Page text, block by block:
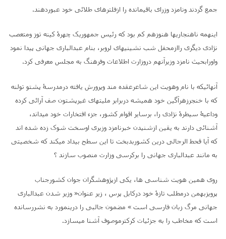
جمع گردند ونامزد وزرای باقیمانده را ازفلترهای طلائی خود عبوردهند.
اینهمه ناهنجاریها هنوزهم کم بود که رئیس جمهوریک چهرۀ کینه توز ومتعصب
نژادی دیگری راازمحفل شب نشینیهای لروبر، بنام عبدالباری جهانی پیدا نمود
واورابحیث نامزد وزیرآنهم دروزارت اطلاعات وفرهنگ به مجلس معرفی کرد.
آنهائیکه با نام وهویت این شاعرعقده مند وپرورش یافته درمدرسۀ پشتو تولنه
که با خنجرزهرآگین خود همیشه دربرابر ملیتهای غیرپشتون صف آرائی کرده
وداعیۀ سیطرۀ نژادی را، برسایر اقوام کشور، جزء افتخارات خود میداند،
آشنائی دارند به یقین ازشنیدن خبرنامزد وزیری اوسخت شوک زده شده اند
که آیا قحط الرجالی درین کشوربدبخت تا این سطح بیداد میکند که شخصیتی
به مانند عبدالباری جهانی را برکرسی وزارت منصوب سازند ؟
روی همین هویت شناسی ها، یکی ازپژوهشگران جوان کشورجناب
پرویزبهمن درمطلب تازۀ خود درکابل پرس ، زیر عنوان« وزیر شدن عبدالباری
جهانی مرگ زبان فارسی است » مضمون جالبی را درینمورد به نشررسانده
است که مخاطب را به جزئیات کرکترموصوف آشنا میسازد.